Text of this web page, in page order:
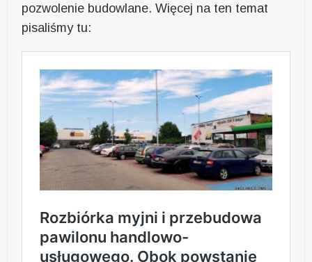
pozwolenie budowlane. Więcej na ten temat
pisaliśmy tu: